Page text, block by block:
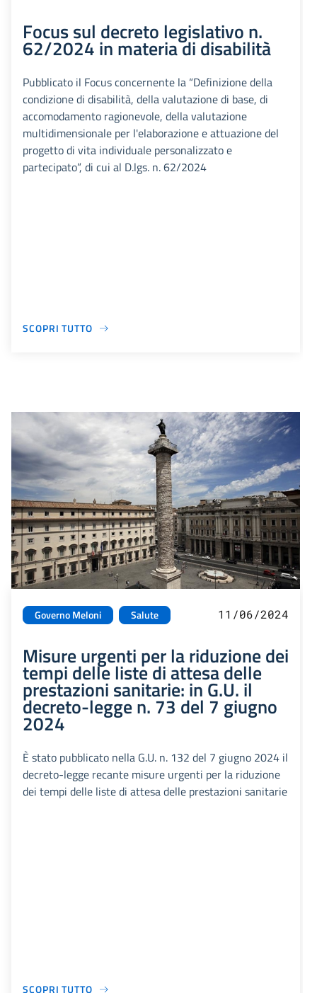
Focus sul decreto legislativo n.
62/2024 in materia di disabilità
Pubblicato il Focus concernente la “Definizione della
condizione di disabilità, della valutazione di base, di
accomodamento ragionevole, della valutazione
multidimensionale per l'elaborazione e attuazione del
progetto di vita individuale personalizzato e
partecipato”, di cui al D.lgs. n. 62/2024
SCOPRI TUTTO
Governo Meloni Salute 11/06/2024
Misure urgenti per la riduzione dei
tempi delle liste di attesa delle
prestazioni sanitarie: in G.U. il
decreto-legge n. 73 del 7 giugno
2024
È stato pubblicato nella G.U. n. 132 del 7 giugno 2024 il
decreto-legge recante misure urgenti per la riduzione
dei tempi delle liste di attesa delle prestazioni sanitarie
SCOPRI TUTTO